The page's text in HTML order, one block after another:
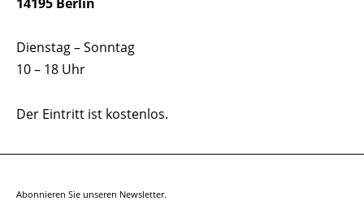
Dienstag – Sonntag
10 – 18 Uhr
Der Eintritt ist kostenlos.
Abonnieren Sie unseren Newsletter.